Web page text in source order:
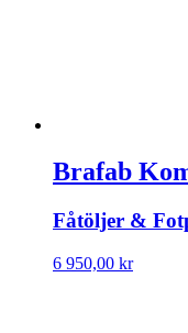
Brafab
Fåtöljer &
6 950,00 kr